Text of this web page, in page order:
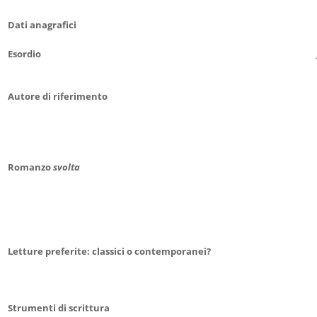
Dati anagrafici
Esordio
Autore di riferimento
Romanzosvolta
Letture preferite: classici o contemporanei?
Strumenti di scrittura